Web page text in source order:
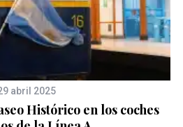
abril 2025
Histórico en los coches